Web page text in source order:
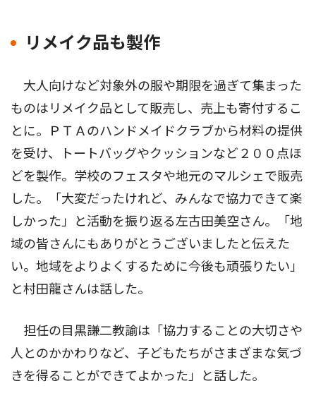
リメイク品も製作
大人向けなど対象外の服や期限を過ぎて集まった
ものはリメイク品として販売し、売上も寄付するこ
とに。ＰＴＡのハンドメイドクラブから材料の提供
を受け、トートバッグやクッションなど２００点ほ
どを製作。学校のフェスタや地元のマルシェで販売
した。「大変だったけれど、みんなで協力できて楽
しかった」と活動を振り返る左古田美空さん。「地
域の皆さんにもありがとうございましたと伝えた
い。地域をよりよくするために今後も頑張りたい」
と村田龍さんは話した。
担任の目黒謙二教諭は「協力することの大切さや
人とのかかわりなど、子どもたちがさまざまな気づ
きを得ることができてよかった」と話した。